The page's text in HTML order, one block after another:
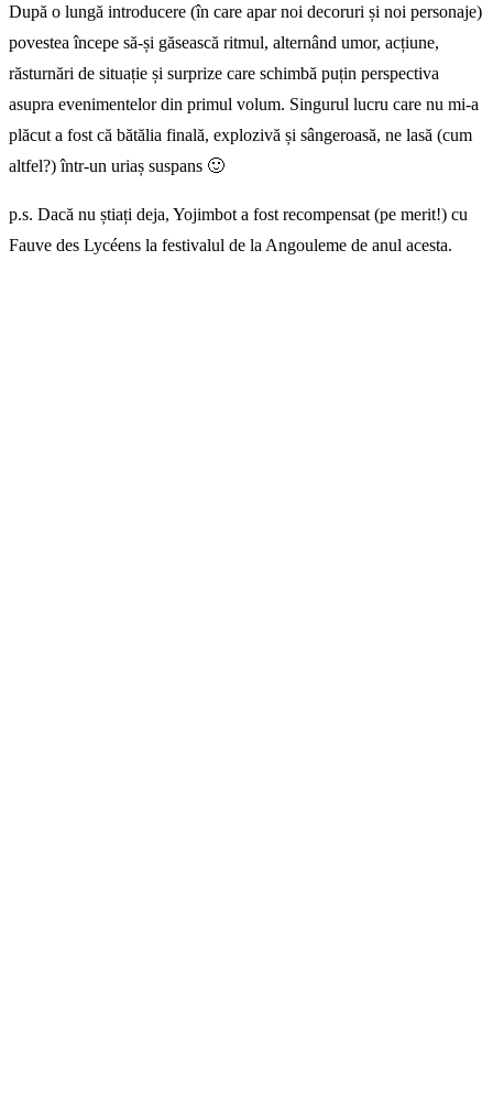
După o lungă introducere (în care apar noi decoruri și noi personaje)
povestea începe să-și găsească ritmul, alternând umor, acțiune,
răsturnări de situație și surprize care schimbă puțin perspectiva
asupra evenimentelor din primul volum. Singurul lucru care nu mi-a
plăcut a fost că bătălia finală, explozivă și sângeroasă, ne lasă (cum
altfel?) într-un uriaș suspans 🙂
p.s. Dacă nu știați deja, Yojimbot a fost recompensat (pe merit!) cu
Fauve des Lycéens la festivalul de la Angouleme de anul acesta.